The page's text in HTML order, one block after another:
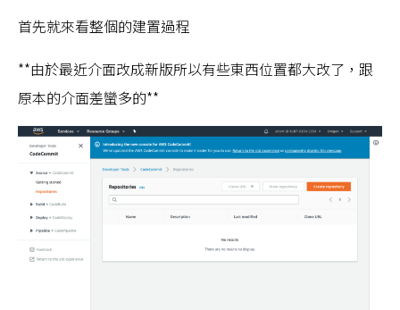
首先就來看整個的建置過程
**由於最近介面改成新版所以有些東西位置都大改了，跟
原本的介面差蠻多的**